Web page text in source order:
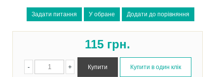
115 грн.
+
-